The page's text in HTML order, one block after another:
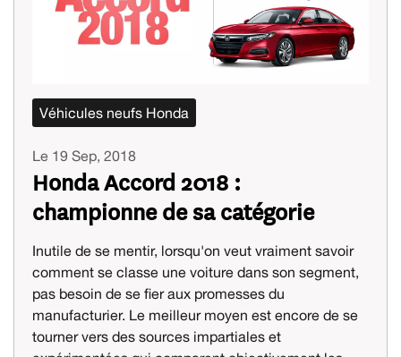
Véhicules neufs Honda
Le 19 Sep, 2018
Honda Accord 2018 :
championne de sa catégorie
Inutile de se mentir, lorsqu'on veut vraiment savoir
comment se classe une voiture dans son segment,
pas besoin de se fier aux promesses du
manufacturier. Le meilleur moyen est encore de se
tourner vers des sources impartiales et